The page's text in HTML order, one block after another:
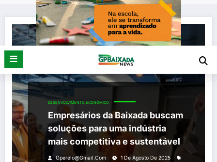
DESENVOLVIMENTO ECONÔMICO
Empresários da Baixada buscam
soluções para uma indústria
mais competitiva e sustentável
Gperelo@gmail.com
1 De Agosto De 2025